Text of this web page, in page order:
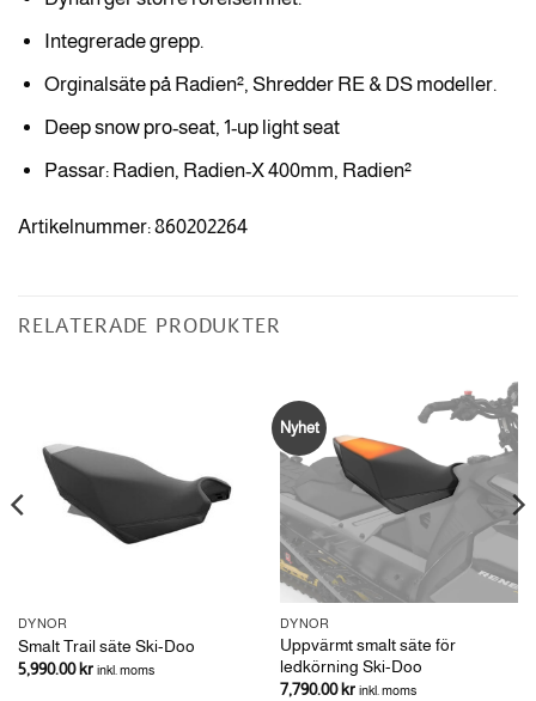
Integrerade grepp.
Orginalsäte på Radien², Shredder RE & DS modeller.
Deep snow pro-seat, 1-up light seat
Passar: Radien, Radien-X 400mm, Radien²
Artikelnummer: 860202264
RELATERADE PRODUKTER
DYNOR
Smalt Trail säte Ski-Doo
5,990.00kr inkl. moms
Nyhet
DYNOR
Uppvärmt smalt säte för
ledkörning Ski-Doo
7,790.00kr inkl. moms